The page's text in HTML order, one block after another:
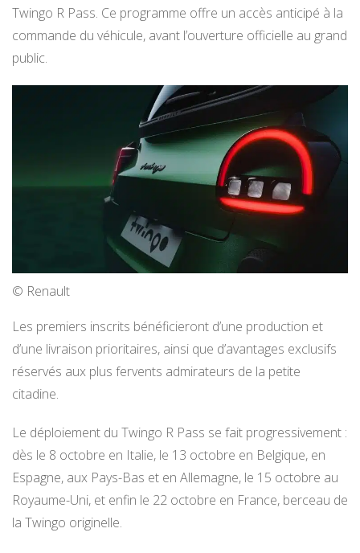
Twingo R Pass. Ce programme offre un accès anticipé à la
commande du véhicule, avant l’ouverture officielle au grand
public.
© Renault
Les premiers inscrits bénéficieront d’une production et
d’une livraison prioritaires, ainsi que d’avantages exclusifs
réservés aux plus fervents admirateurs de la petite
citadine.
Le déploiement du Twingo R Pass se fait progressivement :
dès le 8 octobre en Italie, le 13 octobre en Belgique, en
Espagne, aux Pays-Bas et en Allemagne, le 15 octobre au
Royaume-Uni, et enfin le 22 octobre en France, berceau de
la Twingo originelle.